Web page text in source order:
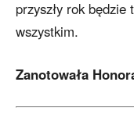
przyszły rok będzie
wszystkim.
Zanotowała